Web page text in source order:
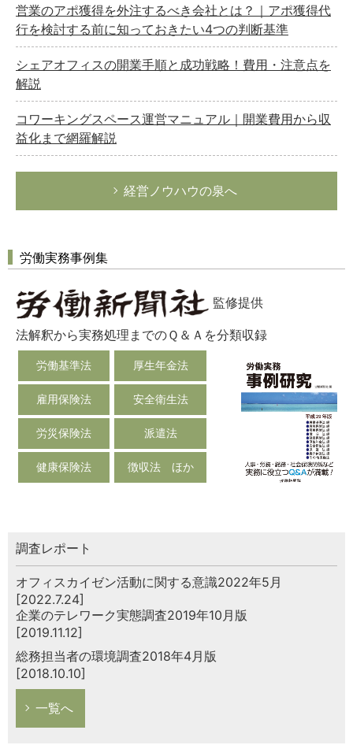
営業のアポ獲得を外注するべき会社とは？｜アポ獲得代
行を検討する前に知っておきたい4つの判断基準
シェアオフィスの開業手順と成功戦略！費用・注意点を
解説
コワーキングスペース運営マニュアル｜開業費用から収
益化まで網羅解説
経営ノウハウの泉へ
労働実務事例集
監修提供
法解釈から実務処理までのＱ＆Ａを分類収録
労働基準法 厚生年金法
雇用保険法 安全衛生法
労災保険法 派遣法
健康保険法 徴収法 ほか
調査レポート
オフィスカイゼン活動に関する意識2022年5月
[2022.7.24]
企業のテレワーク実態調査2019年10月版
[2019.11.12]
総務担当者の環境調査2018年4月版
[2018.10.10]
一覧へ